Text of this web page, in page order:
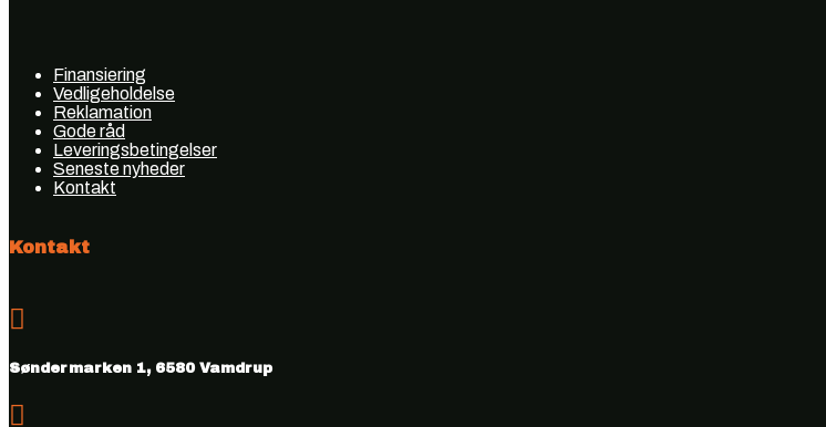
Finansiering
Vedligeholdelse
Reklamation
Gode råd
Leveringsbetingelser
Seneste nyheder
Kontakt
Kontakt

Søndermarken 1, 6580 Vamdrup
